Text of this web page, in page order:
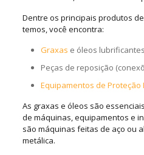
Dentre os principais produtos
temos, você encontra:
Graxas e óleos
Peças de reposição
Equipamentos de Proteção
As graxas e óleos são
de máquinas, equipamentos e
são máquinas feitas de aço ou
metálica.